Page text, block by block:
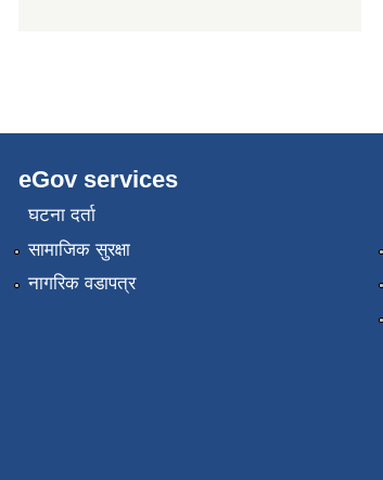
eGov services
घटना दर्ता
सामाजिक सुरक्षा
नागरिक वडापत्र